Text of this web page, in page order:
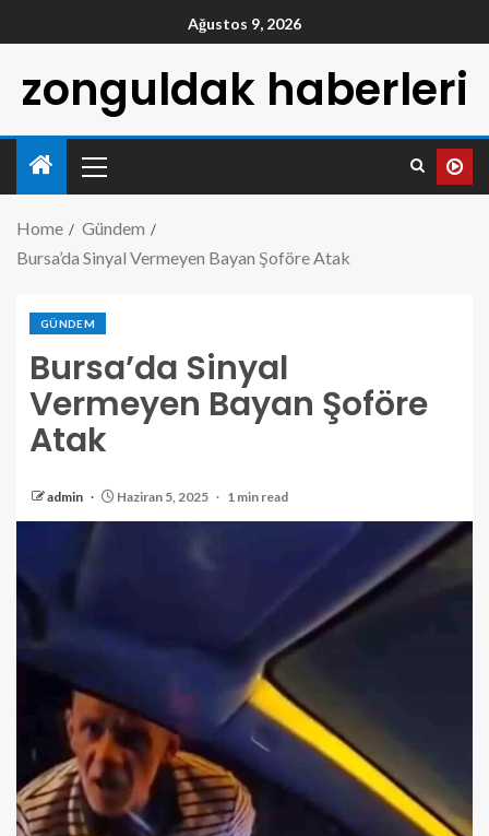
Ağustos 9, 2026
zonguldak haberleri
Home
Gündem
Bursa’da Sinyal Vermeyen Bayan Şoföre Atak
GÜNDEM
Bursa’da Sinyal
Vermeyen Bayan Şoföre
Atak
admin Haziran 5, 2025 1 min read